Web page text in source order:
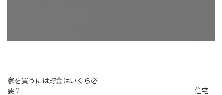
家を買うには貯金はいくら必
要？ 住宅